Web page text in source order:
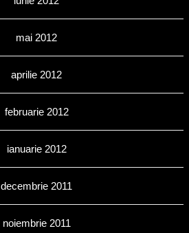
mai 2012
aprilie 2012
februarie 2012
ianuarie 2012
decembrie 2011
noiembrie 2011